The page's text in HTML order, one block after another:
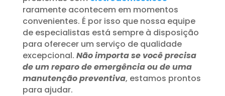
raramente acontecem em momentos
convenientes. É por isso que nossa equipe
de especialistas está sempre à disposição
para oferecer um serviço de qualidade
excepcional. Não importa se você precisa
de um reparo de emergência ou de uma
manutenção preventiva, estamos prontos
para ajudar.